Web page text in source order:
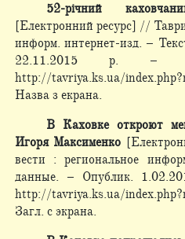
52-річний
[Електронний ресурс] //
информ. интернет-изд. –
22.11.2015 р. –
http://tavriya.ks.ua/
Назва з екрана.
В Каховке откроют
Игоря Максименко
вести : региональное
данные. – Опублик.
http://tavriya.ks.ua/
Загл. с экрана.